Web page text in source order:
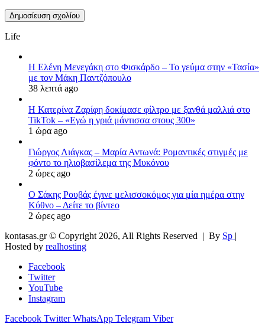
Life
Η Ελένη Μενεγάκη στο Φισκάρδο – Το γεύμα στην «Τασία»
με τον Μάκη Παντζόπουλο
38 λεπτά ago
Η Κατερίνα Ζαρίφη δοκίμασε φίλτρο με ξανθά μαλλιά στο
TikTok – «Εγώ η γριά μάντισσα στους 300»
1 ώρα ago
Γιώργος Λιάγκας – Μαρία Αντωνά: Ρομαντικές στιγμές με
φόντο το ηλιοβασίλεμα της Μυκόνου
2 ώρες ago
Ο Σάκης Ρουβάς έγινε μελισσοκόμος για μία ημέρα στην
Κύθνο – Δείτε το βίντεο
2 ώρες ago
kontasas.gr © Copyright 2026, All Rights Reserved | By Sp |
Hosted by realhosting
Facebook
Twitter
YouTube
Instagram
Facebook Twitter WhatsApp Telegram Viber